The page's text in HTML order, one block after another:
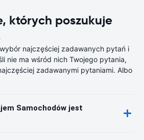
których poszukuje
najczęściej zadawanych pytań i
nie ma wśród nich Twojego pytania,
zadawanymi pytaniami. Albo
Samochodów jest